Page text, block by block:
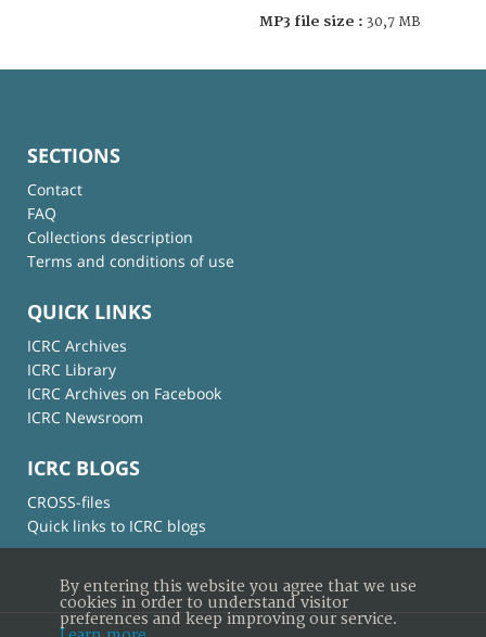
MP3 file size : 30,7 MB
SECTIONS
Contact
FAQ
Collections description
Terms and conditions of use
QUICK LINKS
ICRC Archives
ICRC Library
ICRC Archives on Facebook
ICRC Newsroom
ICRC BLOGS
CROSS-files
Quick links to ICRC blogs
By entering this website you agree that we use
cookies in order to understand visitor
preferences and keep improving our service.